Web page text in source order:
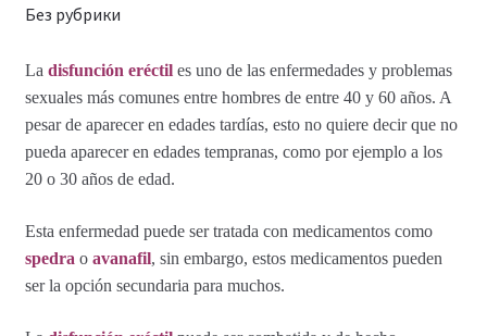
Verifica el Estado de tu Pedido
Blog
Carrito
Без рубрики
La disfunción eréctiles uno de las enfermedades y problemas
sexuales más comunes entre hombres de entre 40 y 60 años. A
pesar de aparecer en edades tardías, esto no quiere decir que no
pueda aparecer en edades tempranas, como por ejemplo a los
20 o 30 años de edad.
Esta enfermedad puede ser tratada con medicamentos como
spedra o avanafil, sin embargo, estos medicamentos pueden
ser la opción secundaria para muchos.